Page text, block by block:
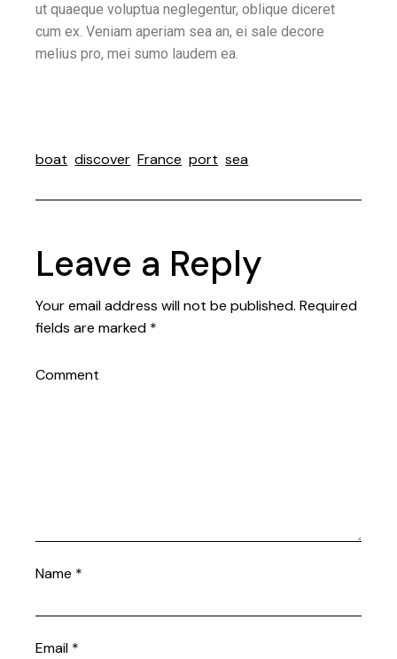
ut quaeque voluptua neglegentur, oblique diceret
cum ex. Veniam aperiam sea an, ei sale decore
melius pro, mei sumo laudem ea.
boat discover France port sea
Leave a Reply
Your email address will not be published. Required
fields are marked *
Comment
Name *
Email *